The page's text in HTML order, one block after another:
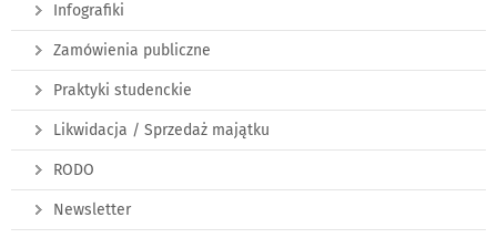
Infografiki
Zamówienia publiczne
Praktyki studenckie
Likwidacja / Sprzedaż majątku
RODO
Newsletter